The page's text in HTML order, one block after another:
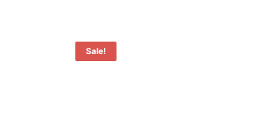
Sale!